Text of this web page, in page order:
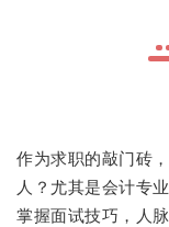
作为求职的敲门砖
人？尤其是会计专
掌握面试技巧，人